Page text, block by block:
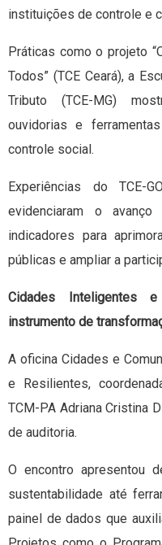
instituições de controle e
Práticas como o projeto
Todos” (TCE Ceará), a
Tributo (TCE-MG)
ouvidorias e
controle social.
Experiências do TCE-
evidenciaram o
indicadores para
públicas e ampliar a
Cidades Inteligentes
instrumento de
A oficina Cidades e
e Resilientes,
TCM-PA Adriana Cristina
de auditoria.
O encontro apresentou
sustentabilidade até
painel de dados que